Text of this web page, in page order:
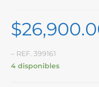
$
– REF. 399161
4 disponibles